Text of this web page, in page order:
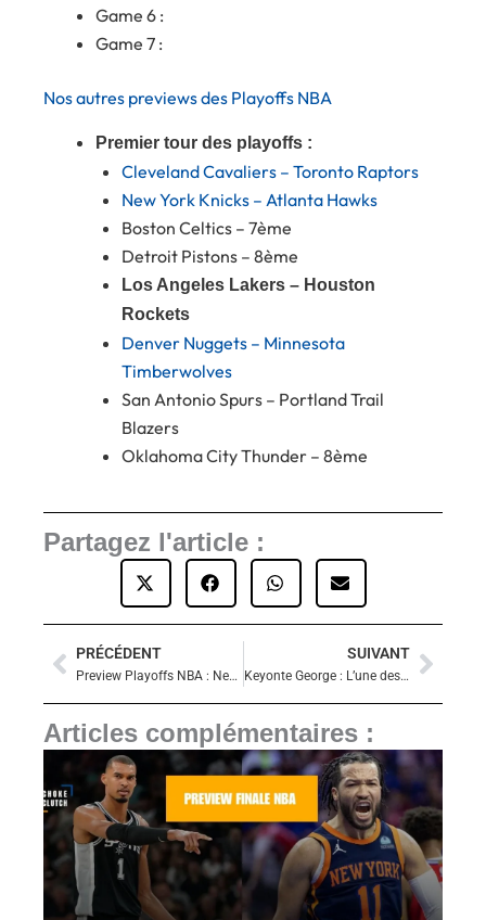
Game 6 :
Game 7 :
Nos autres previews des Playoffs NBA
Premier tour des playoffs :
Cleveland Cavaliers – Toronto Raptors
New York Knicks – Atlanta Hawks
Boston Celtics – 7ème
Detroit Pistons – 8ème
Los Angeles Lakers – Houston
Rockets
Denver Nuggets – Minnesota
Timberwolves
San Antonio Spurs – Portland Trail
Blazers
Oklahoma City Thunder – 8ème
Partagez l'article :
Précédent
PRÉCÉDENT
Preview Playoffs NBA : New York Knicks – Atlanta Hawks
SUIVANT
Keyonte George : L’une des meilleures progressions de la saison 2025-2026
Articles complémentaires :